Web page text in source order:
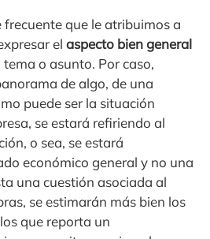
que le atribuimos a
el aspecto bien general
tema o asunto. Por caso,
de algo, de una
puede ser la situación
se estará refiriendo al
o sea, se estará
económico general y no una
una cuestión asociada al
se estimarán más bien los
que reporta un